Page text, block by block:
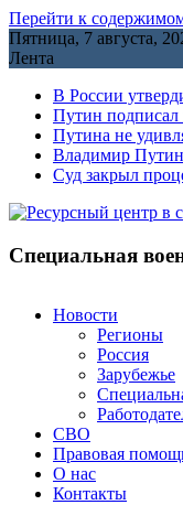
Перейти к
Пятница, 7 августа,
Лента
В России
Путин подписал
Путина не
Владимир Путин
Cуд закрыл
Специальная
Новости
Регионы
Россия
Зарубежье
СВО
Правовая
О нас
Контакты